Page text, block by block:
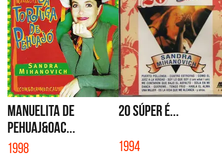
MANUELITA DE
PEHUAJ&Oac...
1998
20 SÚPER É...
1994